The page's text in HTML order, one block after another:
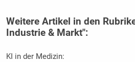
Weitere Artikel in den
Industrie & Markt":
KI in der Medizin: